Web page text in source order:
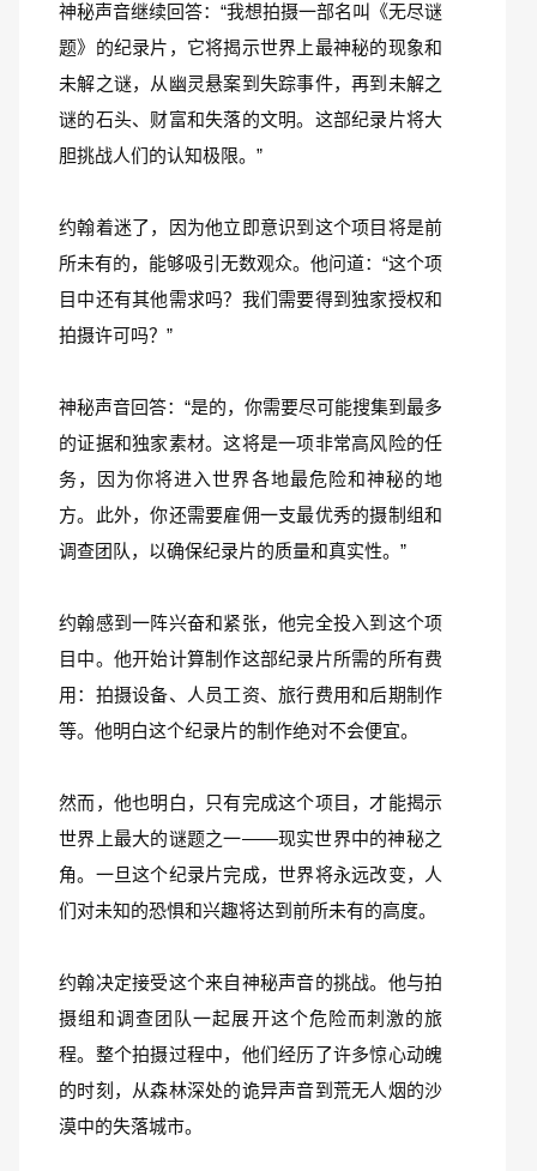
神秘声音继续回答：“我想拍摄一部名叫《无尽谜
题》的纪录片，它将揭示世界上最神秘的现象和
未解之谜，从幽灵悬案到失踪事件，再到未解之
谜的石头、财富和失落的文明。这部纪录片将大
胆挑战人们的认知极限。”
约翰着迷了，因为他立即意识到这个项目将是前
所未有的，能够吸引无数观众。他问道：“这个项
目中还有其他需求吗？我们需要得到独家授权和
拍摄许可吗？”
神秘声音回答：“是的，你需要尽可能搜集到最多
的证据和独家素材。这将是一项非常高风险的任
务，因为你将进入世界各地最危险和神秘的地
方。此外，你还需要雇佣一支最优秀的摄制组和
调查团队，以确保纪录片的质量和真实性。”
约翰感到一阵兴奋和紧张，他完全投入到这个项
目中。他开始计算制作这部纪录片所需的所有费
用：拍摄设备、人员工资、旅行费用和后期制作
等。他明白这个纪录片的制作绝对不会便宜。
然而，他也明白，只有完成这个项目，才能揭示
世界上最大的谜题之一——现实世界中的神秘之
角。一旦这个纪录片完成，世界将永远改变，人
们对未知的恐惧和兴趣将达到前所未有的高度。
约翰决定接受这个来自神秘声音的挑战。他与拍
摄组和调查团队一起展开这个危险而刺激的旅
程。整个拍摄过程中，他们经历了许多惊心动魄
的时刻，从森林深处的诡异声音到荒无人烟的沙
漠中的失落城市。